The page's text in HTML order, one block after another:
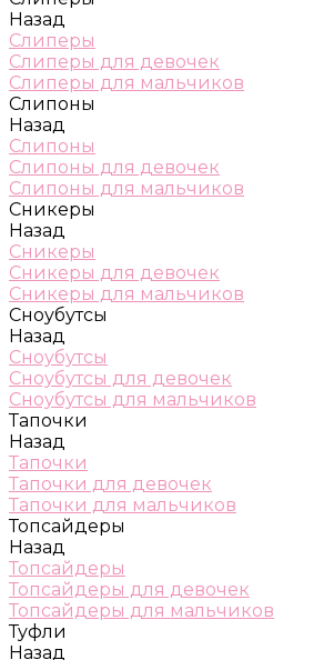
Назад
Слиперы
Слиперы для девочек
Слиперы для мальчиков
Слипоны
Назад
Слипоны
Слипоны для девочек
Слипоны для мальчиков
Сникеры
Назад
Сникеры
Сникеры для девочек
Сникеры для мальчиков
Сноубутсы
Назад
Сноубутсы
Сноубутсы для девочек
Сноубутсы для мальчиков
Тапочки
Назад
Тапочки
Тапочки для девочек
Тапочки для мальчиков
Топсайдеры
Назад
Топсайдеры
Топсайдеры для девочек
Топсайдеры для мальчиков
Туфли
Назад